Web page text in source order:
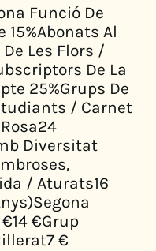
Funció De
Al
Les Flors /
De La
25%Grups De
/ Carnet
Diversitat
/ Aturats16
€Grup
€